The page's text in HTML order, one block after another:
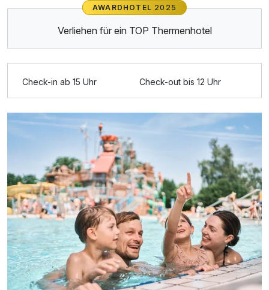
Für 8 Tage p.P. ab1.652,00 €
Suite/n
2 Erwachsene
AWARDHOTEL 2025
Verliehen für ein TOP Thermenhotel
Check-in ab 15 Uhr Check-out bis 12 Uhr